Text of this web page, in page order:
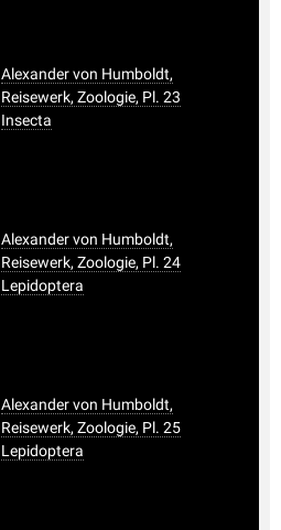
Alexander von Humboldt,
Reisewerk, Zoologie, Pl. 23
Insecta
Alexander von Humboldt,
Reisewerk, Zoologie, Pl. 24
Lepidoptera
Alexander von Humboldt,
Reisewerk, Zoologie, Pl. 25
Lepidoptera